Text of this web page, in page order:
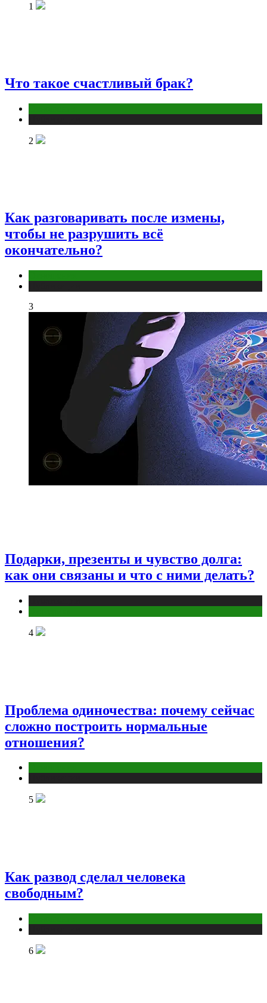
1
Что такое счастливый брак?
2
Как разговаривать после измены,
чтобы не разрушить всё
окончательно?
3
Подарки, презенты и чувство долга:
как они связаны и что с ними делать?
4
Проблема одиночества: почему сейчас
сложно построить нормальные
отношения?
5
Как развод сделал человека
свободным?
6